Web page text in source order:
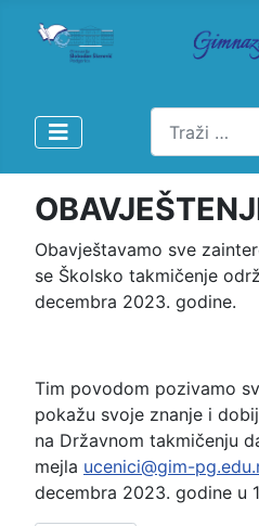
Pretraži
Obavještavamo sve
se Školsko takmičenje
decembra 2023. godine.
Tim povodom pozivamo
pokažu svoje znanje i
na Državnom takmičenju
mejla ucenici@gim-
decembra 2023. godine u